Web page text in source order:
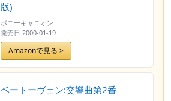
版)
ポニーキャニオン
発売日 2000-01-19
Amazonで見る >
ベートーヴェン:交響曲第2番